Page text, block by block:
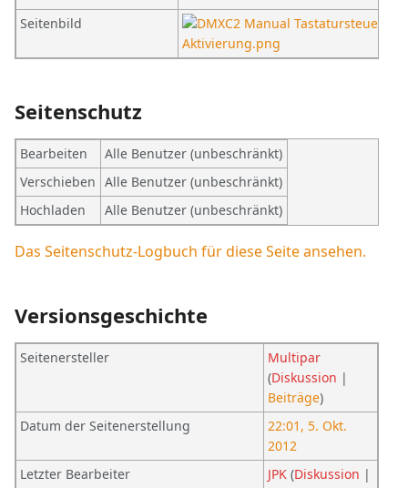
Seitenbild
Seitenschutz
Bearbeiten
Alle Benutzer (unbeschränkt)
Verschieben Alle Benutzer (unbeschränkt)
Hochladen
Alle Benutzer (unbeschränkt)
Das Seitenschutz-Logbuch für diese Seite ansehen.
Versionsgeschichte
Seitenersteller
Multipar
(Diskussion |
Beiträge)
Datum der Seitenerstellung
22:01, 5. Okt.
2012
Letzter Bearbeiter
JPK (Diskussion |